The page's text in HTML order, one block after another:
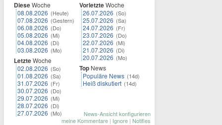
DieseWoche
08.08.2026 (Heute)
07.08.2026 (Gestern)
06.08.2026 (Do)
05.08.2026 (Mi)
04.08.2026 (Di)
03.08.2026 (Mo)
LetzteWoche
02.08.2026 (So)
01.08.2026 (Sa)
31.07.2026 (Fr)
30.07.2026 (Do)
29.07.2026 (Mi)
28.07.2026 (Di)
27.07.2026 (Mo)
VorletzteWoche
26.07.2026 (So)
25.07.2026 (Sa)
24.07.2026 (Fr)
23.07.2026 (Do)
22.07.2026 (Mi)
21.07.2026 (Di)
20.07.2026 (Mo)
Top News
Populäre News (14d)
Heiß diskutiert (14d)
News-Ansicht konfigurieren
meine Kommentare | Ignore | Notifies